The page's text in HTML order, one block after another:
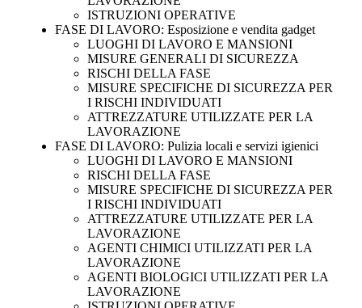
ISTRUZIONI OPERATIVE
FASE DI LAVORO: Esposizione e vendita gadget
LUOGHI DI LAVORO E MANSIONI
MISURE GENERALI DI SICUREZZA
RISCHI DELLA FASE
MISURE SPECIFICHE DI SICUREZZA PER
I RISCHI INDIVIDUATI
ATTREZZATURE UTILIZZATE PER LA
LAVORAZIONE
FASE DI LAVORO: Pulizia locali e servizi igienici
LUOGHI DI LAVORO E MANSIONI
RISCHI DELLA FASE
MISURE SPECIFICHE DI SICUREZZA PER
I RISCHI INDIVIDUATI
ATTREZZATURE UTILIZZATE PER LA
LAVORAZIONE
AGENTI CHIMICI UTILIZZATI PER LA
LAVORAZIONE
AGENTI BIOLOGICI UTILIZZATI PER LA
LAVORAZIONE